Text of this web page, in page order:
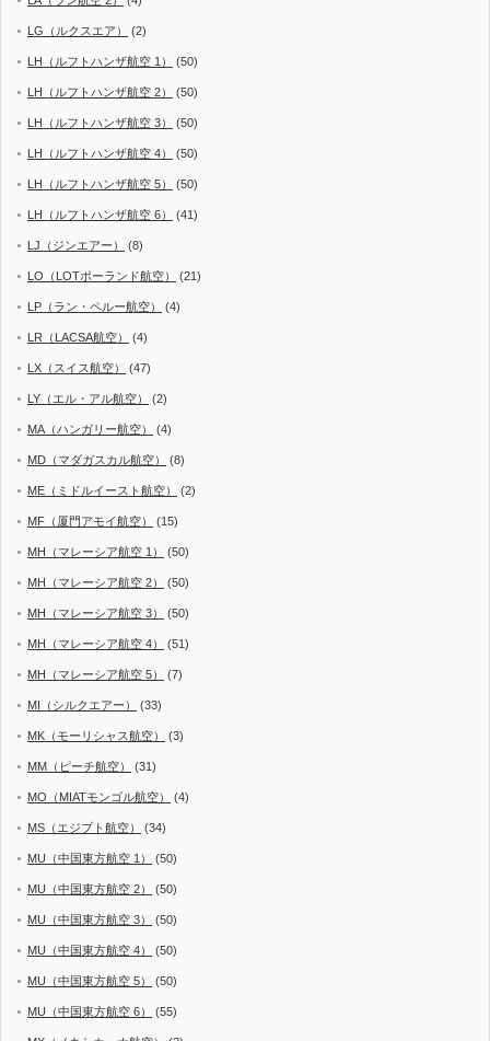
LG（ルクスエア） (2)
LH（ルフトハンザ航空 1） (50)
LH（ルフトハンザ航空 2） (50)
LH（ルフトハンザ航空 3） (50)
LH（ルフトハンザ航空 4） (50)
LH（ルフトハンザ航空 5） (50)
LH（ルフトハンザ航空 6） (41)
LJ（ジンエアー） (8)
LO（LOTポーランド航空） (21)
LP（ラン・ペルー航空） (4)
LR（LACSA航空） (4)
LX（スイス航空） (47)
LY（エル・アル航空） (2)
MA（ハンガリー航空） (4)
MD（マダガスカル航空） (8)
ME（ミドルイースト航空） (2)
MF（厦門アモイ航空） (15)
MH（マレーシア航空 1） (50)
MH（マレーシア航空 2） (50)
MH（マレーシア航空 3） (50)
MH（マレーシア航空 4） (51)
MH（マレーシア航空 5） (7)
MI（シルクエアー） (33)
MK（モーリシャス航空） (3)
MM（ピーチ航空） (31)
MO（MIATモンゴル航空） (4)
MS（エジプト航空） (34)
MU（中国東方航空 1） (50)
MU（中国東方航空 2） (50)
MU（中国東方航空 3） (50)
MU（中国東方航空 4） (50)
MU（中国東方航空 5） (50)
MU（中国東方航空 6） (55)